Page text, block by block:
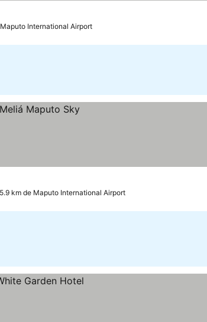
International Airport
km de Maputo International Airport